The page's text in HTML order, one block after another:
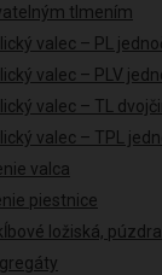
tlmením
valec – PL
valec – PLV
valec – TL
valec – TPL
valca
piestnice
ložiská, púzdra